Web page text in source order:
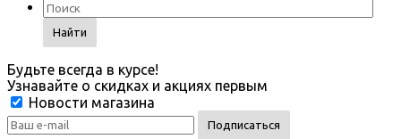
Найти
Будьте всегда в курсе!
Узнавайте о скидках и акциях первым
Новости магазина